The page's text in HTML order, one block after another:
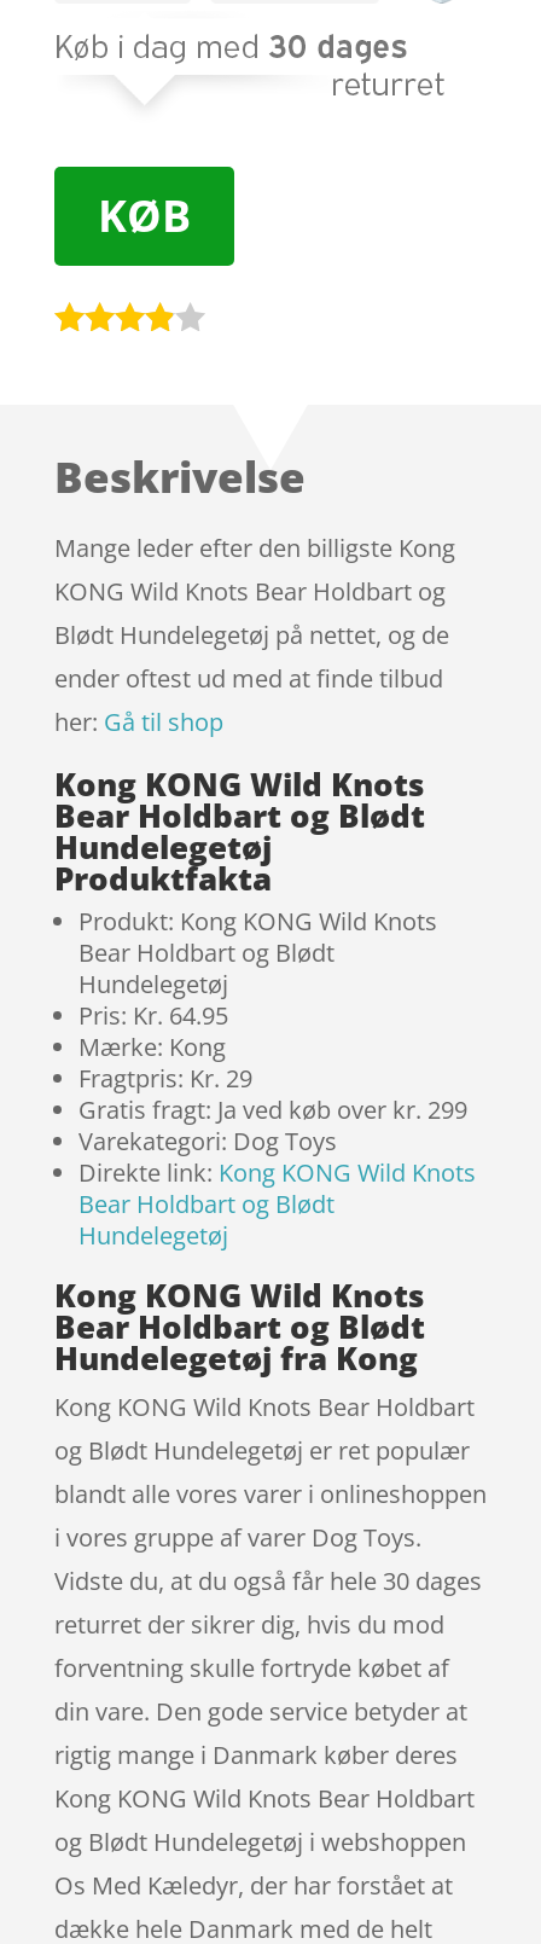
KØB
på
ømmels
er
Beskrivelse
Mange leder efter den billigste Kong
KONG Wild Knots Bear Holdbart og
Blødt Hundelegetøj på nettet, og de
ender oftest ud med at finde tilbud
her: Gå til shop
Kong KONG Wild Knots
Bear Holdbart og Blødt
Hundelegetøj
Produktfakta
Produkt: Kong KONG Wild Knots
Bear Holdbart og Blødt
Hundelegetøj
Pris: Kr. 64.95
Mærke: Kong
Fragtpris: Kr. 29
Gratis fragt: Ja ved køb over kr. 299
Varekategori: Dog Toys
Direkte link: Kong KONG Wild Knots
Bear Holdbart og Blødt
Hundelegetøj
Kong KONG Wild Knots
Bear Holdbart og Blødt
Hundelegetøj fra Kong
Kong KONG Wild Knots Bear Holdbart
og Blødt Hundelegetøj er ret populær
blandt alle vores varer i onlineshoppen
i vores gruppe af varer Dog Toys.
Vidste du, at du også får hele 30 dages
returret der sikrer dig, hvis du mod
forventning skulle fortryde købet af
din vare. Den gode service betyder at
rigtig mange i Danmark køber deres
Kong KONG Wild Knots Bear Holdbart
og Blødt Hundelegetøj i webshoppen
Os Med Kæledyr, der har forstået at
dække hele Danmark med de helt